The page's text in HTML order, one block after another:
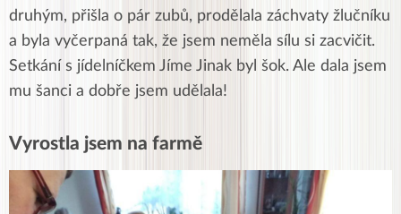
druhým, přišla o pár zubů, prodělala záchvaty žlučníku
a byla vyčerpaná tak, že jsem neměla sílu si zacvičit.
Setkání s jídelníčkem Jíme Jinak byl šok. Ale dala jsem
mu šanci a dobře jsem udělala!
Vyrostla jsem na farmě